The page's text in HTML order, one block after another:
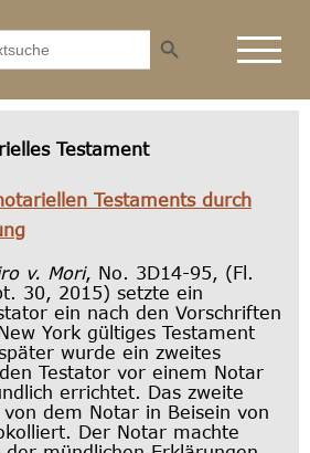
Search Button
Testament
Testaments durch
v. Mori, No. 3D14-95, (Fl.
30, 2015) setzte ein
ein nach den Vorschriften
York gültiges Testament
wurde ein zweites
Testator vor einem Notar
errichtet. Das zweite
dem Notar in Beisein von
Der Notar machte